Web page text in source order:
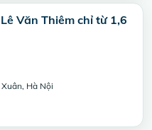
Văn Thiêm chỉ từ 1,6
Hà Nội